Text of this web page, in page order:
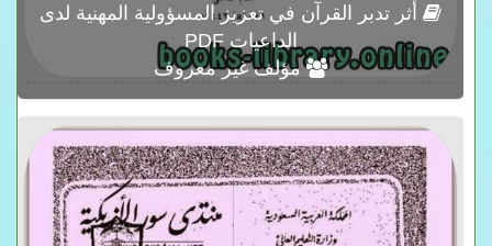
أثر تدبر القرآن في تعزيز المسؤولية المهنية لدى
الداعيات PDF
مؤلف غير معروف